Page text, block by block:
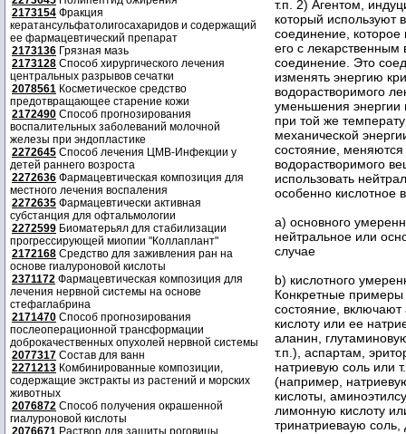
2173154 Фракция
кератансульфатолигосахаридов и содержащий
ее фармацевтический препарат
2173136 Грязная мазь
2173128 Способ хирургического лечения
центральных разрывов сечатки
2078561 Косметическое средство
предотвращающее старение кожи
2172490 Способ прогнозирования
воспалительных заболеваний молочной
железы при эндопластике
2272645 Способ лечения ЦМВ-Инфекции у
детей раннего возроста
2272636 Фармацевтическая композиция для
местного лечения воспаления
2272635 Фармацевтически активная
субстанция для офтальмологии
2272599 Биоматерьял для стабилизации
прогрессирующей миопии "Коллаплант"
2172168 Средство для заживления ран на
основе гиалуроновой кислоты
2371172 Фармацевтическая композиция для
лечения нервной системы на основе
стефаглабрина
2171470 Способ прогнозирования
послеоперационной трансформации
доброкачественных опухолей нервной системы
2077317 Состав для ванн
2271213 Комбинированные композиции,
содержащие экстракты из растений и морских
животных
2076872 Способ получения окрашенной
гиалуроновой кислоты
2076671 Раствор для защиты роговицы
т.п. 2) Агентом,
который используют
соединение,
его с лекарственным
соединение. Это
изменять энергию
водорастворимого
уменьшения энергии
при той же
механической
состояние, меняются
водорастворимого
использовать
особенно кислотное
а) основного
нейтральное или
случае
b) кислотного
Конкретные
состояние,
кислоту или ее
аланин,
т.п.), аспартам,
натриевую соль или
(например,
кислоты,
лимонную кислоту
тринатриеваую соль,